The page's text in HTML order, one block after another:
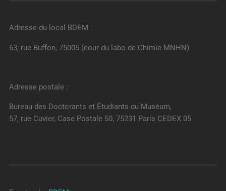
Adresse du local BDEM :
63, rue Buffon, 75005 (cour du labo de Chimie MNHN)
Adresse postale :
Bureau des Doctorants et Étudiants du Muséum,
57, rue Cuvier, Case Postale 50, 75231 Paris CEDEX 05